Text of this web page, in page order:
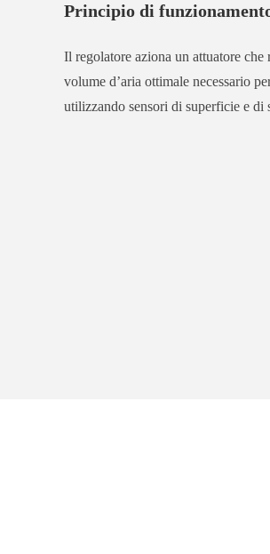
Principio di
Il regolatore aziona un attuatore
volume d’aria ottimale necessario
utilizzando sensori di superficie e di